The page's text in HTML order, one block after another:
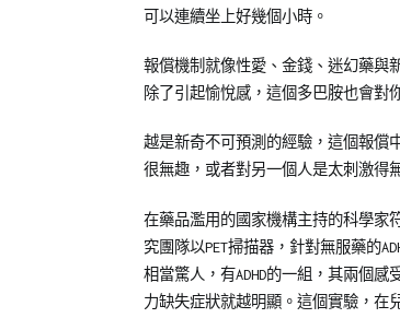
可以連續坐上好幾個小時。
報償機制就像性愛、金錢、迷幻藥與
除了引起愉悅感，這個多巴胺也會對
越是新奇不可預測的經驗，這個報償
很無趣，或者對另一個人是太刺激得
在藥品濫用的國家機構主持的科學家
究團隊以PET掃描器，針對無服藥的
相當驚人，有ADHD的一組，其兩個
力缺失症狀就越明顯。這個實驗，在